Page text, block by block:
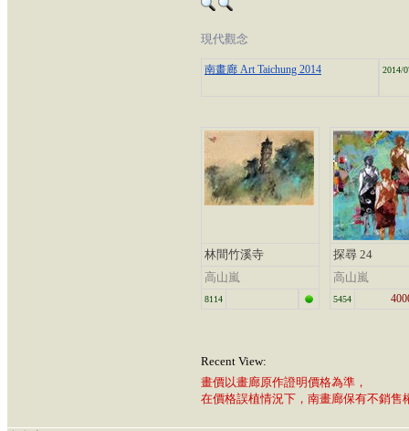
現代觀念
南畫廊 Art Taichung 2014 2014/
林間竹溪寺
高山嵐
8114
探尋 24
高山嵐
5454
Recent View:
畫價以畫廊原作證明價格為準，
在價格誤植情況下，南畫廊保有不銷售